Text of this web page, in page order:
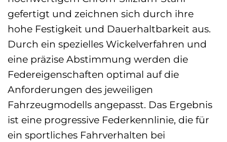
gefertigt und zeichnen sich durch ihre
hohe Festigkeit und Dauerhaltbarkeit aus.
Durch ein spezielles Wickelverfahren und
eine präzise Abstimmung werden die
Federeigenschaften optimal auf die
Anforderungen des jeweiligen
Fahrzeugmodells angepasst. Das Ergebnis
ist eine progressive Federkennlinie, die für
ein sportliches Fahrverhalten bei